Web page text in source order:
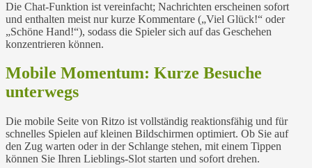
Die Chat-Funktion ist vereinfacht; Nachrichten erscheinen sofort
und enthalten meist nur kurze Kommentare („Viel Glück!“ oder
„Schöne Hand!“), sodass die Spieler sich auf das Geschehen
konzentrieren können.
Mobile Momentum: Kurze Besuche
unterwegs
Die mobile Seite von Ritzo ist vollständig reaktionsfähig und für
schnelles Spielen auf kleinen Bildschirmen optimiert. Ob Sie auf
den Zug warten oder in der Schlange stehen, mit einem Tippen
können Sie Ihren Lieblings-Slot starten und sofort drehen.